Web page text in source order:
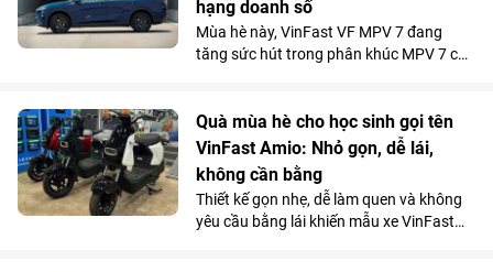
chạy nhất toàn thị trường.
hạng doanh số
Mùa hè này, VinFast VF MPV 7 đang
tăng sức hút trong phân khúc MPV 7 chỗ
chuyến đi xa.
Quà mùa hè cho học sinh gọi tên
VinFast Amio: Nhỏ gọn, dễ lái,
không cần bằng
Thiết kế gọn nhẹ, dễ làm quen và không
yêu cầu bằng lái khiến mẫu xe VinFast